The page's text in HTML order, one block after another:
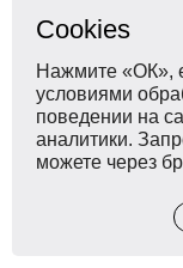
Cookies
Нажмите «ОК»,
условиями
поведении на
аналитики.
можете через